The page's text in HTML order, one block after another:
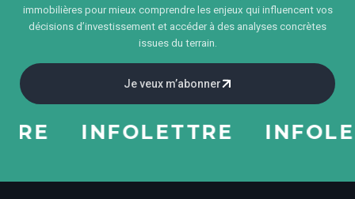
immobilières pour mieux comprendre les enjeux qui influencent vos
décisions d’investissement et accéder à des analyses concrètes
issues du terrain.
Je veux m’abonner
INFOLETTRE